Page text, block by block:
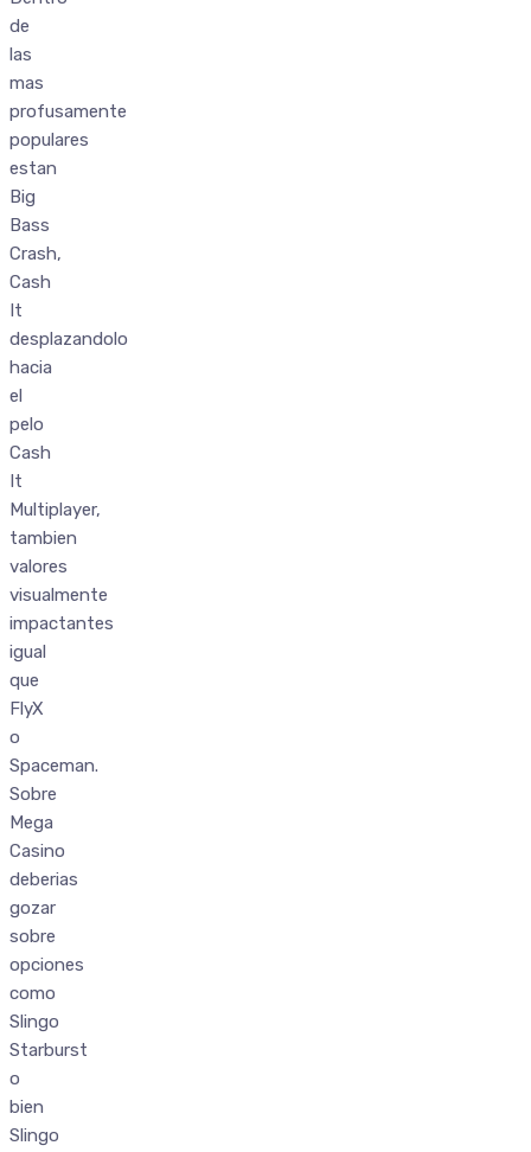
de
las
mas
profusamente
populares
estan
Big
Bass
Crash,
Cash
It
desplazandolo
hacia
el
pelo
Cash
It
Multiplayer,
tambien
valores
visualmente
impactantes
igual
que
FlyX
o
Spaceman.
Sobre
Mega
Casino
deberias
gozar
sobre
opciones
como
Slingo
Starburst
o
bien
Slingo